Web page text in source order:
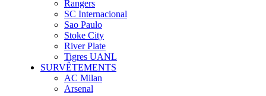
Rangers
SC Internacional
Sao Paulo
Stoke City
River Plate
Tigres UANL
SURVÊTEMENTS
AC Milan
Arsenal